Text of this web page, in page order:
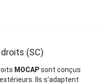
(SC)
MOCAPsont conçus
Ils s'adaptent